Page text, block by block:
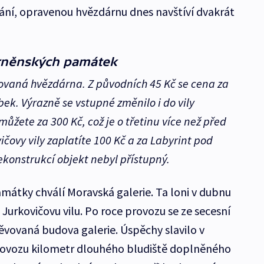
opravenou hvězdárnu dnes navštíví dvakrát
památek
hvězdárna. Z původních 45 Kč se cena za
Výrazně se vstupné změnilo i do vily
za 300 Kč, což je o třetinu více než před
vily zaplatíte 100 Kč a za Labyrint pod
objekt nebyl přístupný.
chválí Moravská galerie. Ta loni v dubnu
vilu. Po roce provozu se ze secesní
budova galerie. Úspěchy slavilo v
kilometr dlouhého bludiště doplněného